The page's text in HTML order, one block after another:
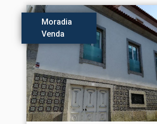
Moradia
Venda